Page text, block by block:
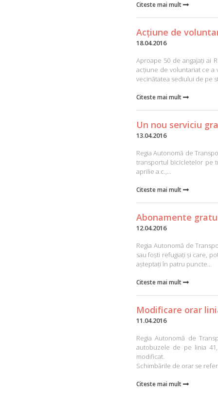
Citeste mai mult 
Acțiune de
18.04.2016
Aproape 50 de angajați ai
acțiune de voluntariat ce a
vecinătatea sediului de pe
Citeste mai mult 
Un nou serviciu
13.04.2016
Regia Autonomă de
transportul bicicletelor pe
aprilie a.c.,...
Citeste mai mult 
Abonamente
12.04.2016
Regia Autonomă de
sau foști refugiați și care,
așteptați în patru puncte...
Citeste mai mult 
Modificare orar
11.04.2016
Regia Autonomă de
autobuzele de pe linia
modificat.
Schimbările de orar se
Citeste mai mult 